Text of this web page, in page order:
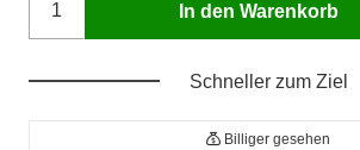
In den Warenkorb
Schneller zum Ziel
Billiger gesehen